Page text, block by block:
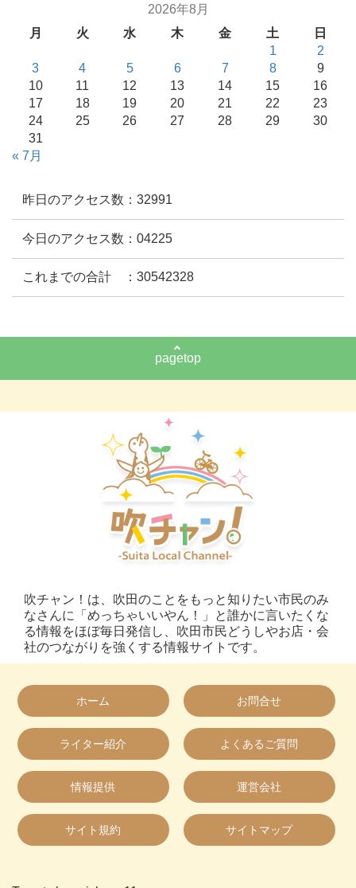
2026年8月
月
火 水 木 金 土
日
1
2
3
4 5 6 7 8
9
10
11 12 13 14 15
16
17
18 19 20 21 22
23
24
25 26 27 28 29
30
31
« 7月
昨日のアクセス数：32991
今日のアクセス数：04225
これまでの合計 ：30542328
pagetop
吹チャン！は、吹田のことをもっと知りたい市民のみ
なさんに「めっちゃいいやん！」と誰かに言いたくな
る情報をほぼ毎日発信し、吹田市民どうしやお店・会
社のつながりを強くする情報サイトです。
ホーム お問合せ
ライター紹介 よくあるご質問
情報提供 運営会社
サイト規約 サイトマップ